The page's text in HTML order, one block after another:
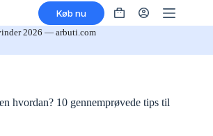
Køb nu Indkøbskurv
2026 — arbuti.com
hvordan? 10 gennemprøvede tips til